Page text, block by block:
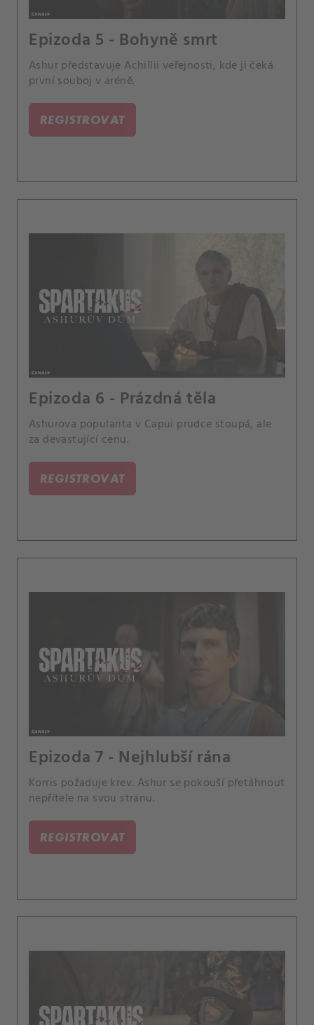
Epizoda 5 - Bohyně smrt
Ashur představuje Achillii veřejnosti, kde ji čeká
první souboj v aréně.
REGISTROVAT
Epizoda 6 - Prázdná těla
Ashurova popularita v Capui prudce stoupá, ale
za devastující cenu.
REGISTROVAT
Epizoda 7 - Nejhlubší rána
Korris požaduje krev. Ashur se pokouší přetáhnout
nepřítele na svou stranu.
REGISTROVAT